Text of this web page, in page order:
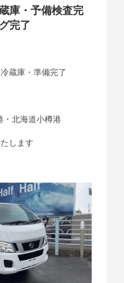
庫・予備検査完
完了
蔵庫・準備完了
・北海道小樽港
します